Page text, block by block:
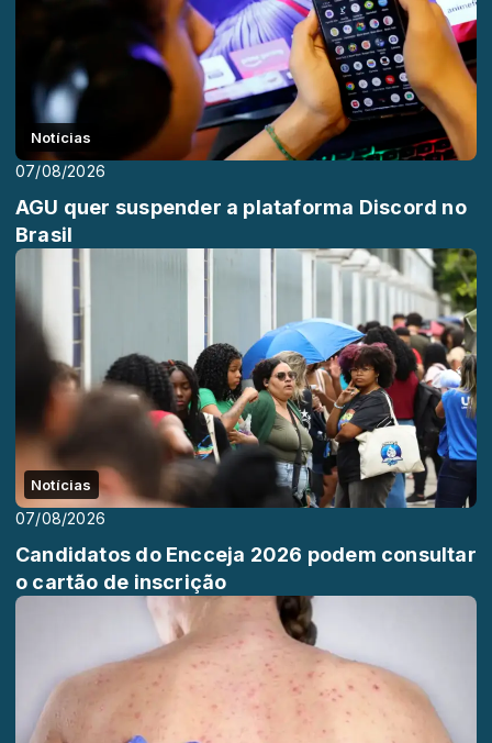
Notícias
07/08/2026
AGU quer suspender a plataforma Discord no
Brasil
Notícias
07/08/2026
Candidatos do Encceja 2026 podem consultar
o cartão de inscrição